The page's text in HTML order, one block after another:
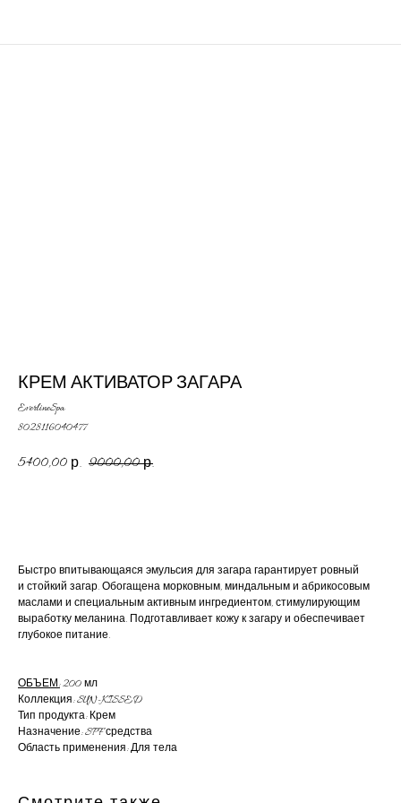
КРЕМ АКТИВАТОР ЗАГАРА
EverlineSpa
8028116040477
5400,00 р. 9000,00 р.
Быстро впитывающаяся эмульсия для загара гарантирует ровный
и стойкий загар. Обогащена морковным, миндальным и абрикосовым
маслами и специальным активным ингредиентом, стимулирующим
выработку меланина. Подготавливает кожу к загару и обеспечивает
глубокое питание.
ОБЪЕМ: 200 мл
Коллекция: SUN-KISSED
Тип продукта: Крем
Назначение: SPF средства
Область применения: Для тела